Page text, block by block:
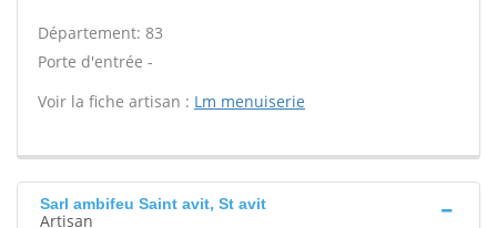
Département: 83
Porte d'entrée -
Voir la fiche artisan : Lm menuiserie
Sarl ambifeu Saint avit, St avit
Artisan